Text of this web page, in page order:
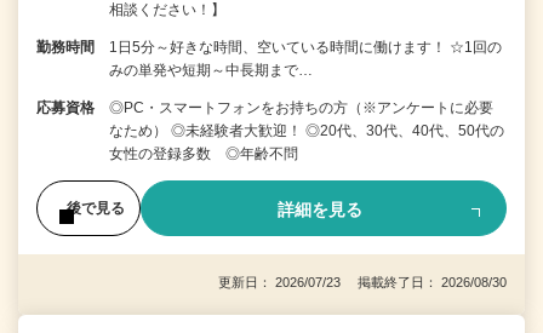
相談ください！】
勤務時間
1日5分～好きな時間、空いている時間に働けます！ ☆1回の
みの単発や短期～中長期まで…
応募資格
◎PC・スマートフォンをお持ちの方（※アンケートに必要
なため） ◎未経験者大歓迎！ ◎20代、30代、40代、50代の
女性の登録多数 ◎年齢不問
後で見る 詳細を見る
更新日： 2026/07/23 掲載終了日： 2026/08/30